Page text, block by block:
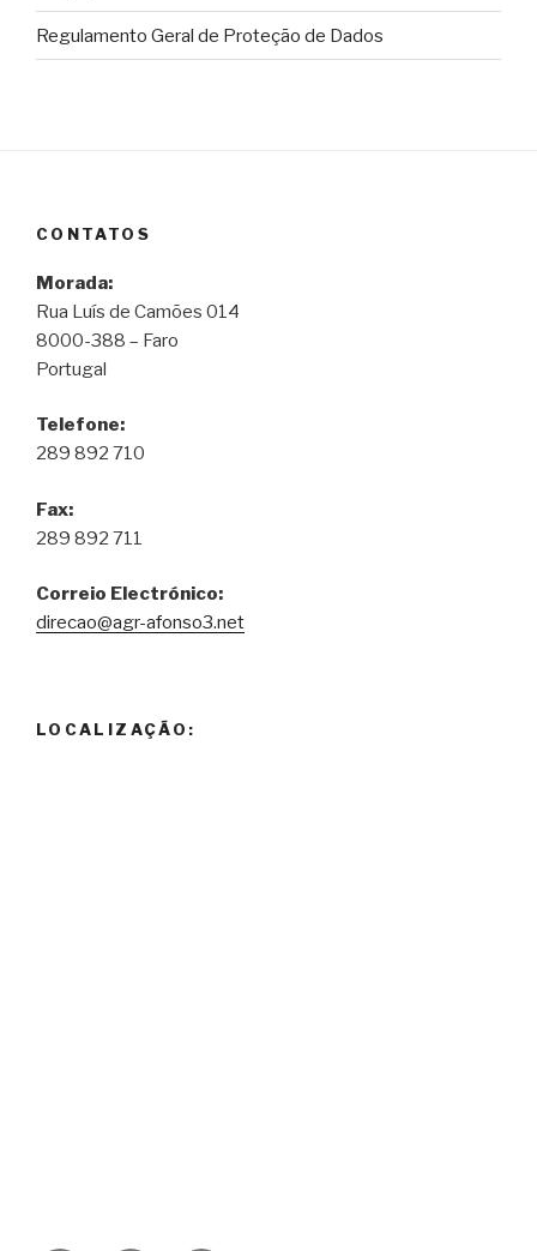
Regulamento Geral de Proteção de Dados
CONTATOS
Morada:
Rua Luís de Camões 014
8000-388 – Faro
Portugal
Telefone:
289 892 710
Fax:
289 892 711
Correio Electrónico:
direcao@agr-afonso3.net
LOCALIZAÇÃO: